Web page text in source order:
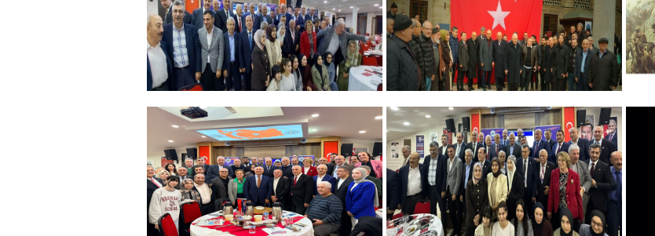
+ +
ERZİNCANLILAR EKEV’İN
GELENEKSEL İFTAR
YEMEĞİNDE BULUŞTU
+
GELENEKSEL ŞEHİTLERİMİZİ
ANMA PROGRAMI
DÜZENLEDİK
+